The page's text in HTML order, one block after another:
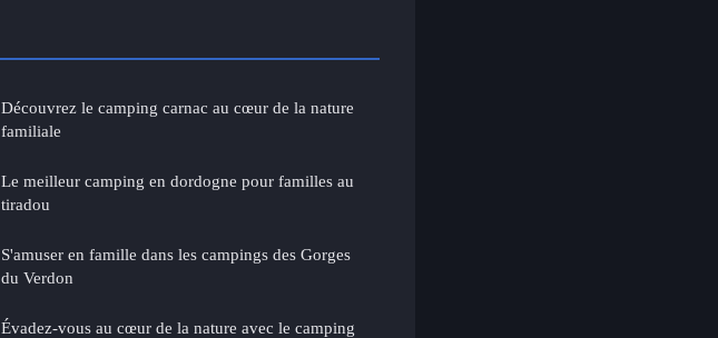
Découvrez le camping carnac au cœur de la nature
familiale
Le meilleur camping en dordogne pour familles au
tiradou
S'amuser en famille dans les campings des Gorges
du Verdon
Évadez-vous au cœur de la nature avec le camping